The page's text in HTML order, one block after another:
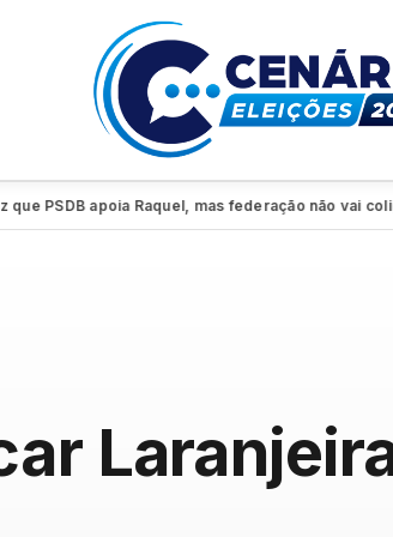
apoia Raquel, mas federação não vai coligar●